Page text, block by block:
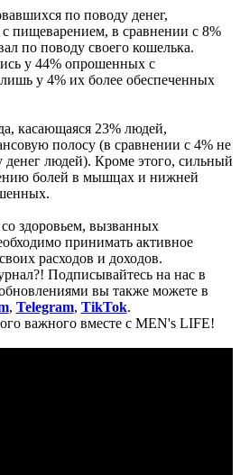
по поводу денег,
пищеварением, в сравнении с 8%
по поводу своего кошелька.
у 44% опрошенных с
у 4% их более обеспеченных
касающаяся 23% людей,
полосу (в сравнении с 4% не
людей). Кроме этого, сильный
болей в мышцах и нижней
здоровьем, вызванных
принимать активное
расходов и доходов.
Подписывайтесь на нас в
вы также можете в
, Telegram, TikTok.
важного вместе с MEN's LIFE!